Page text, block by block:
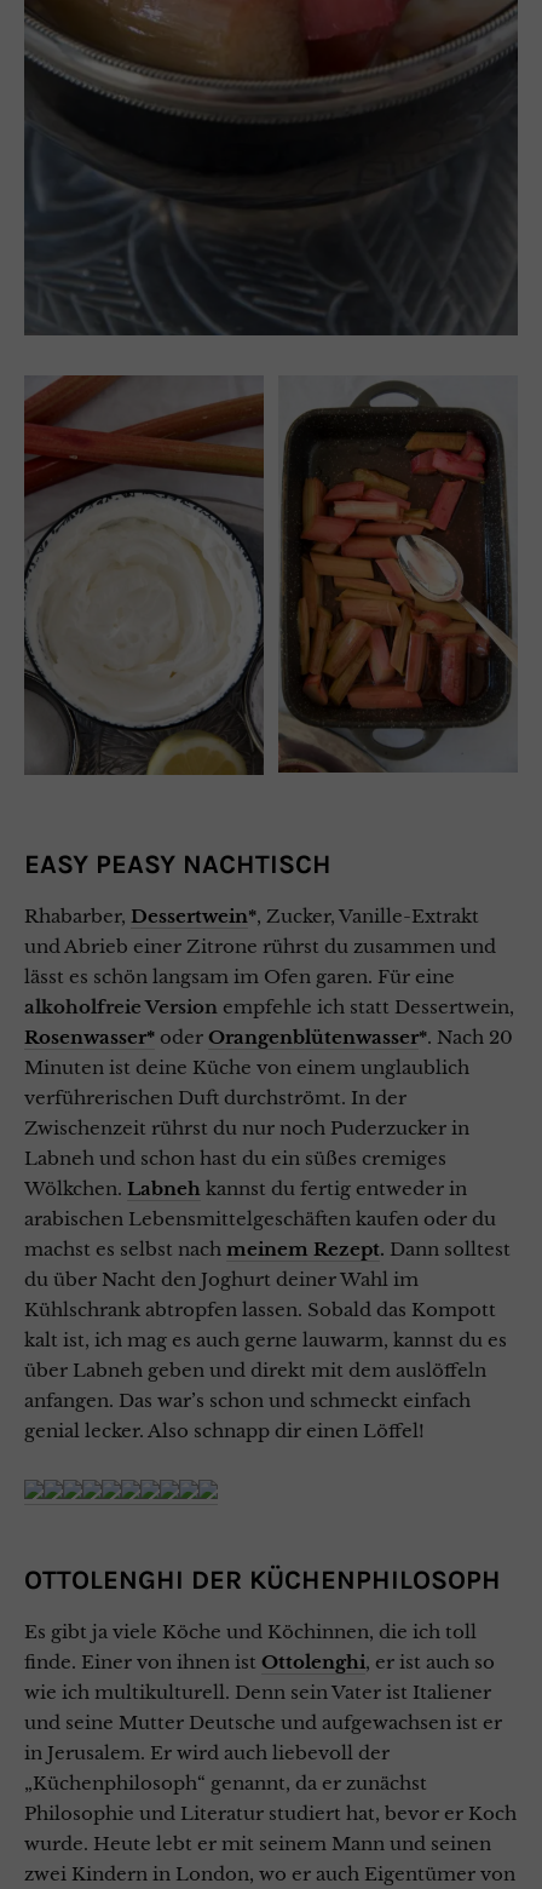
EASY PEASY NACHTISCH
Rhabarber, Dessertwein*, Zucker, Vanille-Extrakt
und Abrieb einer Zitrone rührst du zusammen und
lässt es schön langsam im Ofen garen. Für eine
alkoholfreie Version empfehle ich statt Dessertwein,
Rosenwasser* oder Orangenblütenwasser*. Nach 20
Minuten ist deine Küche von einem unglaublich
verführerischen Duft durchströmt. In der
Zwischenzeit rührst du nur noch Puderzucker in
Labneh und schon hast du ein süßes cremiges
Wölkchen. Labneh kannst du fertig entweder in
arabischen Lebensmittelgeschäften kaufen oder du
machst es selbst nach meinem Rezept. Dann solltest
du über Nacht den Joghurt deiner Wahl im
Kühlschrank abtropfen lassen. Sobald das Kompott
kalt ist, ich mag es auch gerne lauwarm, kannst du es
über Labneh geben und direkt mit dem auslöffeln
anfangen. Das war’s schon und schmeckt einfach
genial lecker. Also schnapp dir einen Löffel!
OTTOLENGHI DER KÜCHENPHILOSOPH
Es gibt ja viele Köche und Köchinnen, die ich toll
finde. Einer von ihnen ist Ottolenghi, er ist auch so
wie ich multikulturell. Denn sein Vater ist Italiener
und seine Mutter Deutsche und aufgewachsen ist er
in Jerusalem. Er wird auch liebevoll der
„Küchenphilosoph“ genannt, da er zunächst
Philosophie und Literatur studiert hat, bevor er Koch
wurde. Heute lebt er mit seinem Mann und seinen
zwei Kindern in London, wo er auch Eigentümer von